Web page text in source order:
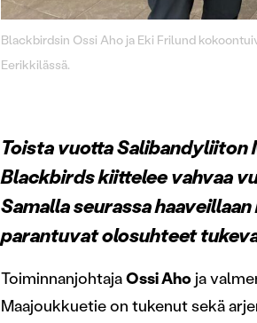
Blackbirdsin Ossi Aho ja Eki Frilund
Eerikkilässä.
Toista vuotta Salibandyliiton
Blackbirds kiittelee vahvaa
Samalla seurassa
parantuvat olosuhteet
ToiminnanjohtajaOssi Ahoja
Maajoukkuetie on tukenut sekä